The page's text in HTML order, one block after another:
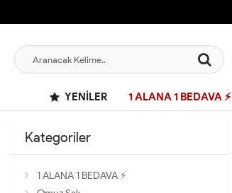
YENILER 1 ALANA 1 BEDAVA ⚡
Kategoriler
1 ALANA 1 BEDAVA ⚡